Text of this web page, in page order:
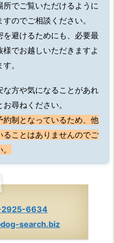
所でご覧いただけるように
のでご相談ください。
を避けるためにも、必要最
様でお越しいただきますよ
。
な方や気になることがあれ
尋ねください。
約制となっているため、他
ることはありませんのでご
6634
search.biz